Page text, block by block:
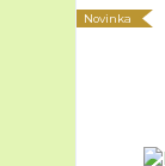
Novinka